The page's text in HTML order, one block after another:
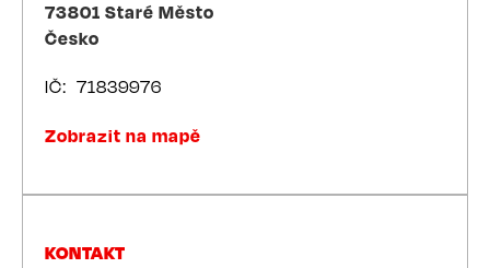
73801 Staré Město
Česko
IČ 71839976
Zobrazit na mapě
KONTAKT